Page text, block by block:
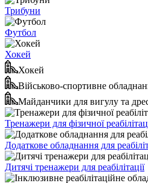
Трибуни
Футбол
Хокей
Хокей
Військово-спортивне
Майданчики для вигулу та
Тренажери для фізичної
Додаткове обладнання для
Дитячі тренажери для реабілітації